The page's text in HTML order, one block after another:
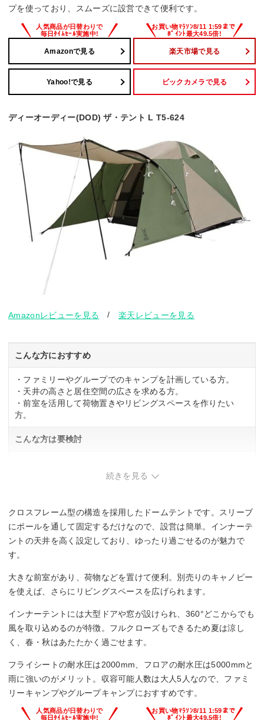
プを使っており、スムーズに設営できて便利です。
Amazonで見る 楽天市場で見る
Yahoo!で見る ビックカメラで見る
ディーオーディー(DOD) ザ・テント L T5-624
Amazonレビューを見る /楽天レビューを見る
こんな方におすすめ
・ファミリーやグループでのキャンプを計画している方。
・天井の高さと居住空間の広さを求める方。
・前室を活用して荷物置きやリビングスペースを作りたい
方。
こんな方は要検討
・設営スペースが限られている場所での使用が多い方。
続きを見る
クロスフレーム型の構造を採用したドームテントです。スリーブ
にポールを通して固定するだけなので、設営は簡単。インナーテ
ントの天井を高く設定しており、ゆったり過ごせるのが魅力で
す。
大きな前室があり、荷物などを置けて便利。別売りのキャノピー
を使えば、さらにリビングスペースを広げられます。
インナーテントには大型ドアや窓が設けられ、360°どこからでも
風を取り込めるのが特徴。フルクローズもできるため夏は涼し
く、春・秋はあたたかく過ごせます。
フライシートの耐水圧は2000mm、フロアの耐水圧は5000mmと
雨に強いのがメリット。収容可能人数は大人5人なので、ファミ
リーキャンプやグループキャンプにおすすめです。